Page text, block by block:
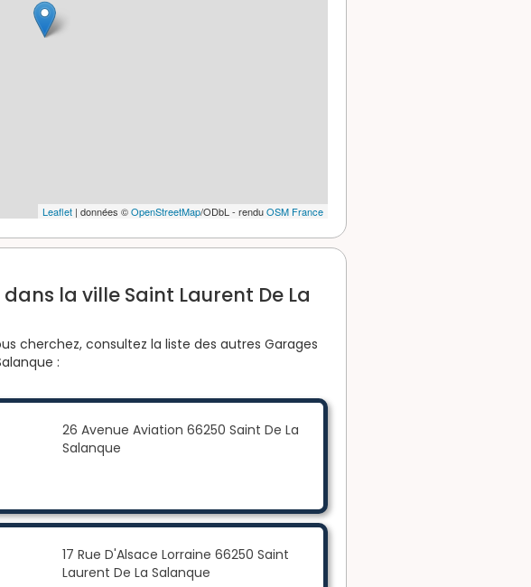
Leaflet | données ©OpenStreetMap/ODbL - renduOSM France
la ville Saint Laurent De La
cherchez, consultez la liste des autres Garages
:
26 Avenue Aviation 66250 Saint De La
Salanque
17 Rue D'Alsace Lorraine 66250 Saint
Laurent De La Salanque